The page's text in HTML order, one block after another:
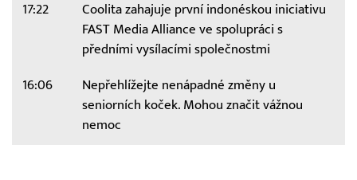
17:22
Coolita zahajuje první indonéskou iniciativu
FAST Media Alliance ve spolupráci s
předními vysílacími společnostmi
16:06
Nepřehlížejte nenápadné změny u
seniorních koček. Mohou značit vážnou
nemoc